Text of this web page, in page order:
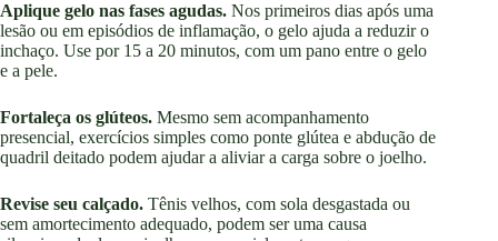
Aplique gelo nas fases agudas. Nos primeiros dias após uma
lesão ou em episódios de inflamação, o gelo ajuda a reduzir o
inchaço. Use por 15 a 20 minutos, com um pano entre o gelo
e a pele.
Fortaleça os glúteos. Mesmo sem acompanhamento
presencial, exercícios simples como ponte glútea e abdução de
quadril deitado podem ajudar a aliviar a carga sobre o joelho.
Revise seu calçado. Tênis velhos, com sola desgastada ou
sem amortecimento adequado, podem ser uma causa